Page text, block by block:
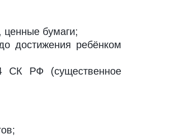
бумаги;
достижения ребёнком
СК РФ (существенное